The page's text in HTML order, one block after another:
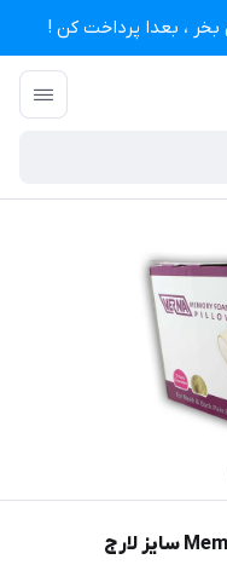
بخر ، بعدا پرداخت کن !